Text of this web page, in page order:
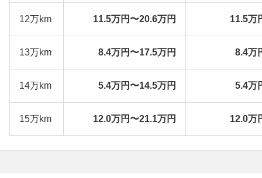
12万km 11.5万円〜20.6万円 11.5万
13万km 8.4万円〜17.5万円 8.4万
14万km 5.4万円〜14.5万円 5.4万
15万km 12.0万円〜21.1万円 12.0万